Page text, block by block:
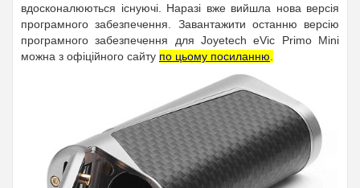
вдосконалюються існуючі. Наразі вже вийшла нова версія
програмного забезпечення . Завантажити останню версію
програмного забезпечення для Joyetech eVic Primo Mini
можна з офіційного сайту по цьому посиланню